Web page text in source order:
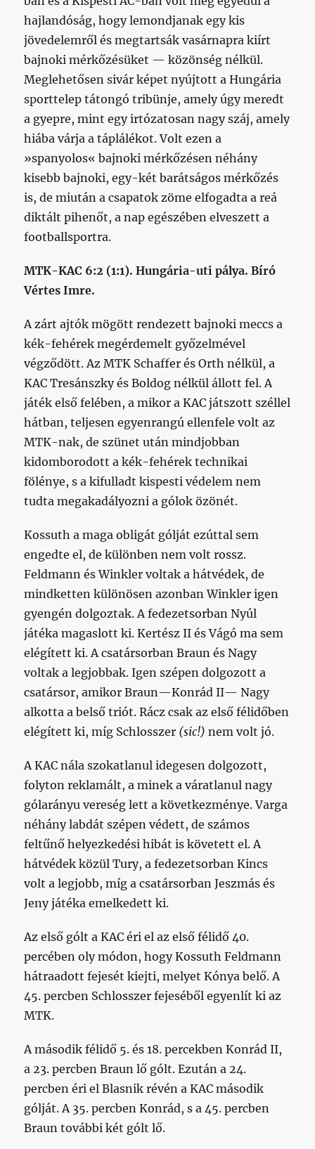
hajlandóság, hogy lemondjanak egy kis
jövedelemről és megtartsák vasárnapra kiírt
bajnoki mérkőzésüket — közönség nélkül.
Meglehetősen sivár képet nyújtott a Hungária
sporttelep tátongó tribünje, amely úgy meredt
a gyepre, mint egy irtózatosan nagy száj, amely
hiába várja a táplálékot. Volt ezen a
»spanyolos« bajnoki mérkőzésen néhány
kisebb bajnoki, egy-két barátságos mérkőzés
is, de miután a csapatok zöme elfogadta a reá
diktált pihenőt, a nap egészében elveszett a
footballsportra.
MTK-KAC 6:2 (1:1). Hungária-uti pálya. Bíró
Vértes Imre.
A zárt ajtók mögött rendezett bajnoki meccs a
kék-fehérek megérdemelt győzelmével
végződött. Az MTK Schaffer és Orth nélkül, a
KAC Tresánszky és Boldog nélkül állott fel. A
játék első felében, a mikor a KAC játszott széllel
hátban, teljesen egyenrangú ellenfele volt az
MTK-nak, de szünet után mindjobban
kidomborodott a kék-fehérek technikai
fölénye, s a kifulladt kispesti védelem nem
tudta megakadályozni a gólok özönét.
Kossuth a maga obligát gólját ezúttal sem
engedte el, de különben nem volt rossz.
Feldmann és Winkler voltak a hátvédek, de
mindketten különösen azonban Winkler igen
gyengén dolgoztak. A fedezetsorban Nyúl
játéka magaslott ki. Kertész II és Vágó ma sem
elégített ki. A csatársorban Braun és Nagy
voltak a legjobbak. Igen szépen dolgozott a
csatársor, amikor Braun—Konrád II— Nagy
alkotta a belső triót. Rácz csak az első félidőben
elégített ki, míg Schlosszer (sic!) nem volt jó.
A KAC nála szokatlanul idegesen dolgozott,
folyton reklamált, a minek a váratlanul nagy
gólarányu vereség lett a következménye. Varga
néhány labdát szépen védett, de számos
feltűnő helyezkedési hibát is követett el. A
hátvédek közül Tury, a fedezetsorban Kincs
volt a legjobb, míg a csatársorban Jeszmás és
Jeny játéka emelkedett ki.
Az első gólt a KAC éri el az első félidő 40.
percében oly módon, hogy Kossuth Feldmann
hátraadott fejesét kiejti, melyet Kónya belő. A
45. percben Schlosszer fejeséből egyenlít ki az
MTK.
A második félidő 5. és 18. percekben Konrád II,
a 23. percben Braun lő gólt. Ezután a 24.
percben éri el Blasnik révén a KAC második
gólját. A 35. percben Konrád, s a 45. percben
Braun további két gólt lő.